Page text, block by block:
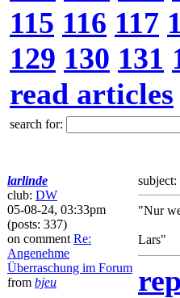
115 116 117
129 130 131
read articles
search for:
larlinde
club: DW
05-08-24, 03:33pm
(posts: 337)
on comment Re:
Angenehme
Überraschung im Forum
from bjeu
subject:
"Nur
Lars"